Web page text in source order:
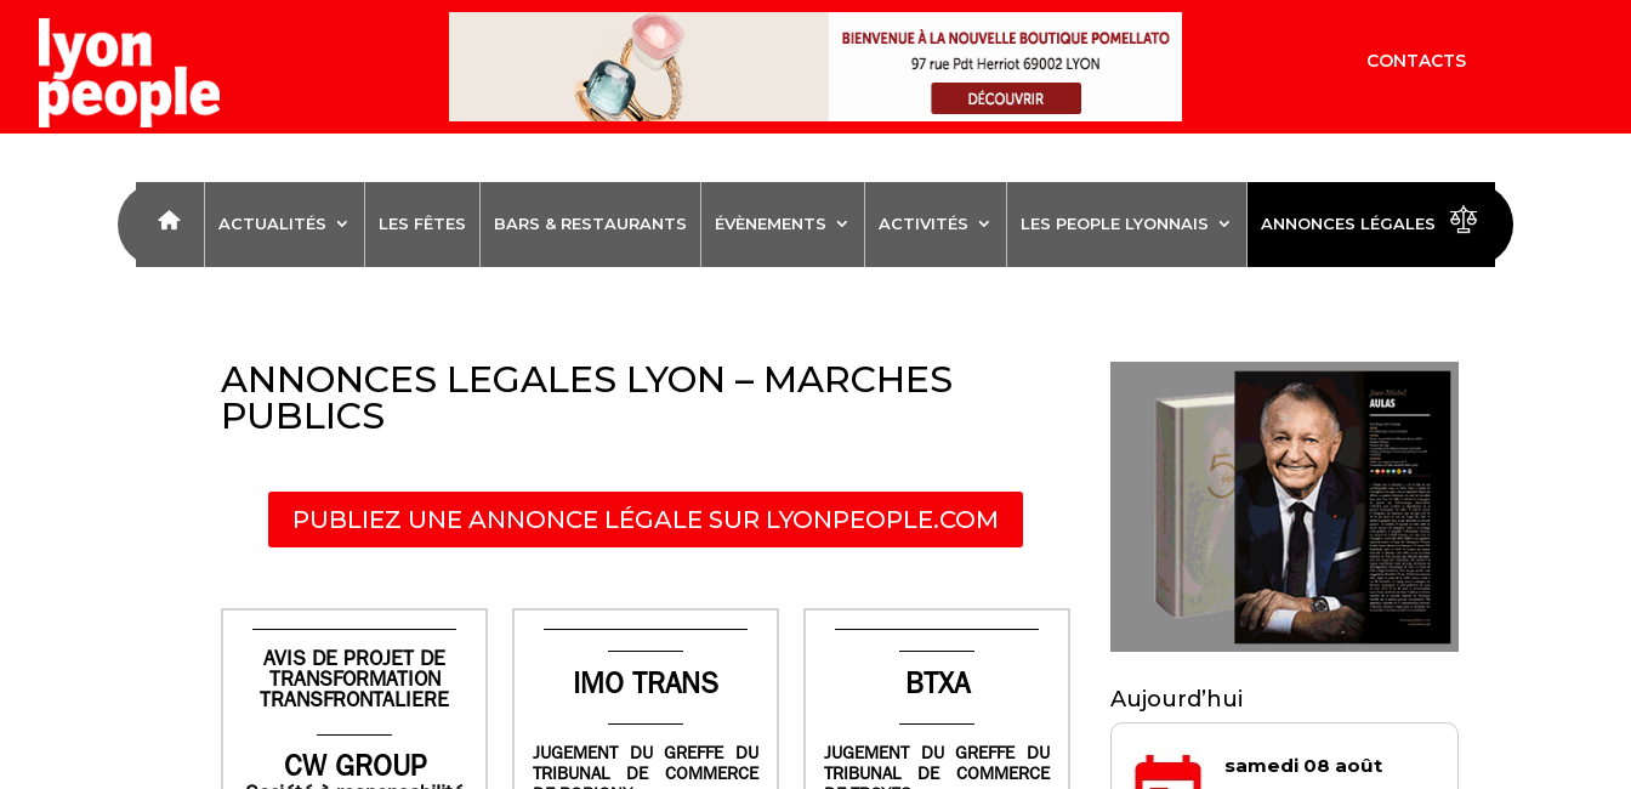
CONTACTS
ACTUALITÉS LES FÊTES BARS & RESTAURANTS ÉVÈNEMENTS ACTIVITÉS LES PEOPLE LYONNAIS ANNONCES LÉGALES
ANNONCES LEGALES LYON – MARCHES
PUBLICS
PUBLIEZ UNE ANNONCE LÉGALE SUR LYONPEOPLE.COM
AVIS DE PROJET DE
TRANSFORMATION
TRANSFRONTALIERE
CW GROUP
IMO TRANS
JUGEMENT DU GREFFE DU
TRIBUNAL DE COMMERCE
BTXA
JUGEMENT DU GREFFE DU
TRIBUNAL DE COMMERCE
Aujourd’hui
samedi 08 août